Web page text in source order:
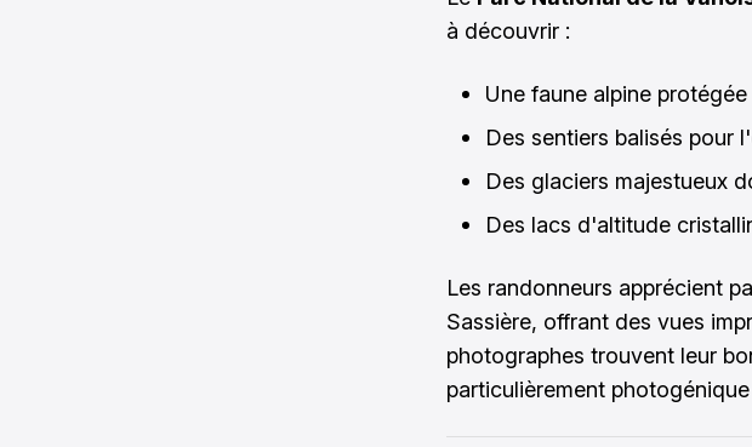
à découvrir :
Une faune alpine
Des sentiers balisés pour
Des glaciers majestueux
Des lacs d'altitude
Les randonneurs apprécient
Sassière, offrant des vues
photographes trouvent leur
particulièrement